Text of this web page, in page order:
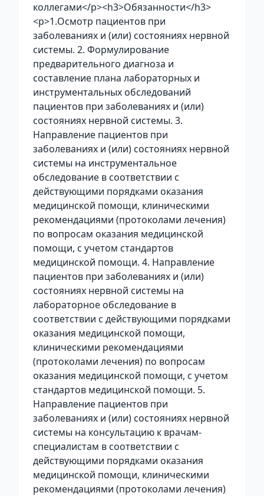
коллегами</p><h3>Обязанности</h3>
<p>1.Осмотр пациентов при
заболеваниях и (или) состояниях нервной
системы. 2. Формулирование
предварительного диагноза и
составление плана лабораторных и
инструментальных обследований
пациентов при заболеваниях и (или)
состояниях нервной системы. 3.
Направление пациентов при
заболеваниях и (или) состояниях нервной
системы на инструментальное
обследование в соответствии с
действующими порядками оказания
медицинской помощи, клиническими
рекомендациями (протоколами лечения)
по вопросам оказания медицинской
помощи, с учетом стандартов
медицинской помощи. 4. Направление
пациентов при заболеваниях и (или)
состояниях нервной системы на
лабораторное обследование в
соответствии с действующими порядками
оказания медицинской помощи,
клиническими рекомендациями
(протоколами лечения) по вопросам
оказания медицинской помощи, с учетом
стандартов медицинской помощи. 5.
Направление пациентов при
заболеваниях и (или) состояниях нервной
системы на консультацию к врачам-
специалистам в соответствии с
действующими порядками оказания
медицинской помощи, клиническими
рекомендациями (протоколами лечения)